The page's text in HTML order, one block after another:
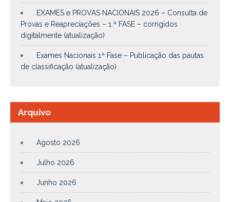
EXAMES e PROVAS NACIONAIS 2026 – Consulta de
Provas e Reapreciações – 1.ª FASE – corrigidos
digitalmente (atualização)
Exames Nacionais 1ª Fase – Publicação das pautas
de classificação (atualização)
Arquivo
Agosto 2026
Julho 2026
Junho 2026